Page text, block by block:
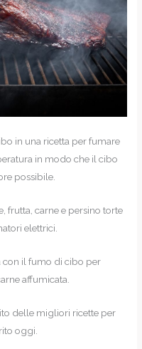
in una ricetta per fumare
in modo che il cibo
possibile.
frutta, carne e persino torte
elettrici.
con il fumo di cibo per
affumicata.
delle migliori ricette per
oggi.